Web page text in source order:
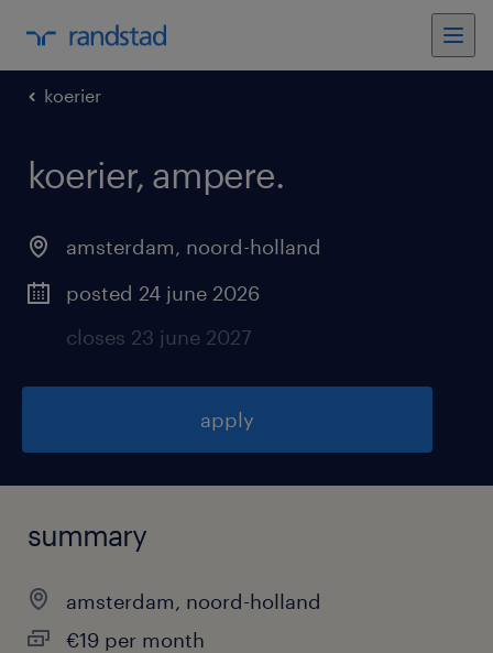
koerier
koerier, ampere.
amsterdam, noord-holland
posted 24 june 2026
closes 23 june 2027
apply
summary
amsterdam, noord-holland
€19 per month